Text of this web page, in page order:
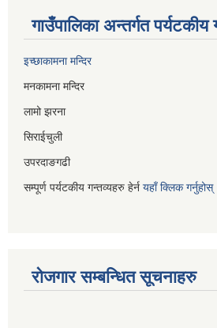
गाउँपालिका अन्तर्गत पर्यटकीय
इच्छाकामना मन्दिर
मनकामना मन्दिर
लामो झरना
सिराईचुली
उपरदाङगढी
सम्पूर्ण पर्यटकीय गन्तव्यहरु हेर्न यहाँ क्लिक गर्नुहोस्
रोजगार सम्बन्धित सूचनाहरु